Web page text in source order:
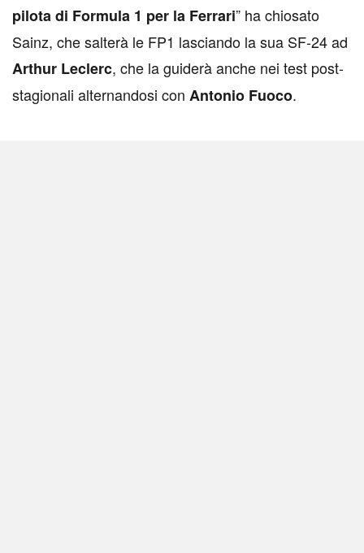
pilota di Formula 1 per la Ferrari” ha chiosato
Sainz, che salterà le FP1 lasciando la sua SF-24 ad
Arthur Leclerc, che la guiderà anche nei test post-
stagionali alternandosi con Antonio Fuoco.